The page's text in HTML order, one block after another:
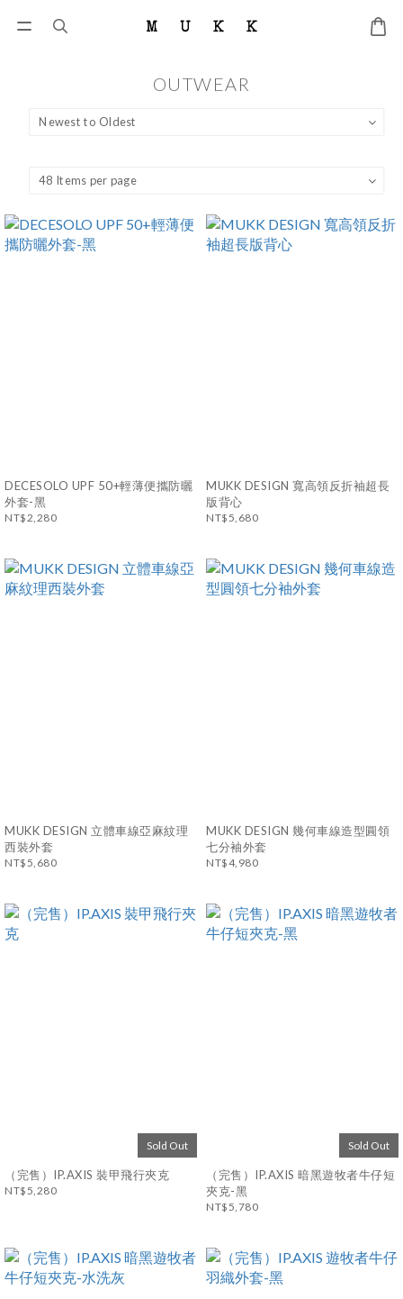
OUTWEAR
DECESOLO UPF 50+輕薄便攜防曬
外套-黑
NT$2,280
MUKK DESIGN 寬高領反折袖超長
版背心
NT$5,680
MUKK DESIGN 立體車線亞麻紋理
西裝外套
NT$5,680
MUKK DESIGN 幾何車線造型圓領
七分袖外套
NT$4,980
Sold Out
（完售）IP.AXIS 裝甲飛行夾克
NT$5,280
Sold Out
（完售）IP.AXIS 暗黑遊牧者牛仔短
夾克-黑
NT$5,780